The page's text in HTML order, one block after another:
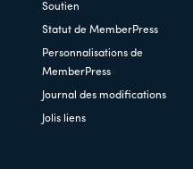
Soutien
Statut de MemberPress
Personnalisations de
MemberPress
Journal des modifications
Jolis liens